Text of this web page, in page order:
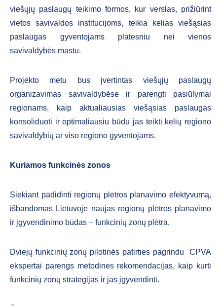
viešųjų paslaugų teikimo formos, kur verslas, prižiūrint
vietos savivaldos institucijoms, teikia kelias viešąsias
paslaugas gyventojams platesniu nei vienos
savivaldybės mastu.
Projekto metu bus įvertintas viešųjų paslaugų
organizavimas savivaldybėse ir parengti pasiūlymai
regionams, kaip aktualiausias viešąsias paslaugas
konsoliduoti ir optimaliausiu būdu jas teikti kelių regiono
savivaldybių ar viso regiono gyventojams.
Kuriamos funkcinės zonos
Siekiant padidinti regionų plėtros planavimo efektyvumą,
išbandomas Lietuvoje naujas regionų plėtros planavimo
ir įgyvendinimo būdas – funkcinių zonų plėtra.
Dviejų funkcinių zonų pilotinės patirties pagrindu CPVA
ekspertai parengs metodines rekomendacijas, kaip kurti
funkcinių zonų strategijas ir jas įgyvendinti.